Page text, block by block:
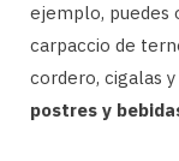
ejemplo, puedes
carpaccio de
cordero, cigalas
postres y